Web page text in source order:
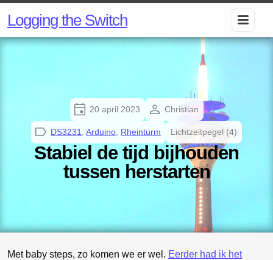
Logging the Switch
20 april 2023 Christian
DS3231 Arduino Rheinturm Lichtzeitpegel (4)
Stabiel de tijd bijhouden
tussen herstarten
Met baby steps, zo komen we er wel. Eerder had ik het